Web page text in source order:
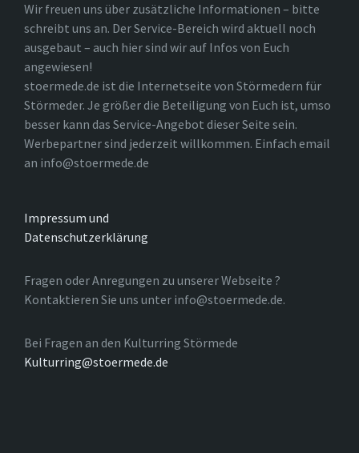
Wir freuen uns über zusätzliche Informationen – bitte
schreibt uns an. Der Service-Bereich wird aktuell noch
ausgebaut – auch hier sind wir auf Infos von Euch
angewiesen!
stoermede.de ist die Internetseite von Störmedern für
Störmeder. Je größer die Beteiligung von Euch ist, umso
besser kann das Service-Angebot dieser Seite sein.
Werbepartner sind jederzeit willkommen. Einfach email
an info@stoermede.de
Impressum und
Datenschutzerklärung
Fragen oder Anregungen zu unserer Webseite ?
Kontaktieren Sie uns unter info@stoermede.de.
Bei Fragen an den Kulturring Störmede
Kulturring@stoermede.de